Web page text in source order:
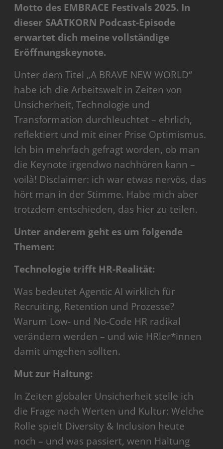
Motto des EMBRACE Festivals 2025. In
dieser SAATKORN Podcast-Episode
erwartet dich meine vollständige
Eröffnungskeynote.
Unter dem Titel „A BRAVE NEW WORLD“
habe ich die Arbeitswelt in Zeiten von
Unsicherheit, Technologie und
Transformation durchleuchtet – ehrlich,
reflektiert und mit einer Prise Optimismus.
Ich bin mehrfach gefragt worden, ob man
die Keynote irgendwo nachhören kann –
voilà! Disclaimer: ich war etwas nervös, das
hört man in der Stimme. Habe mich aber
trotzdem entschieden, das hier zu teilen.
Unter anderem geht es um folgende
Themen:
Technologie trifft HR-Realität:
Was bedeutet Agentic AI wirklich für
Recruiting, Retention und Prozesse?
Warum Low- und No-Code HR radikal
verändern werden – und wie HRler*innen
damit umgehen sollten.
Mut zur Haltung:
In Zeiten globaler Unsicherheit stelle ich
die Frage nach Werten und Kultur: Welche
Rolle spielt Diversity & Inclusion heute
noch – und was passiert, wenn Haltung